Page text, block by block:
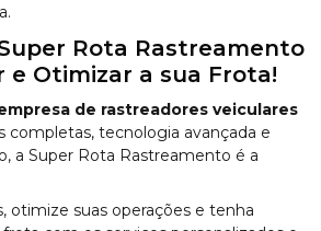
Rota Rastreamento
e Otimizar a sua Frota!
de rastreadores veiculares
completas, tecnologia avançada e
a Super Rota Rastreamento é a
otimize suas operações e tenha